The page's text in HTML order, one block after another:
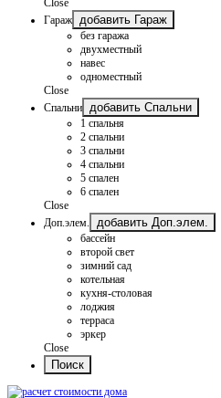
Close
Гараж добавить Гараж
без гаража
двухместный
навес
одноместный
Close
Спальни добавить Спальни
1 спальня
2 спальни
3 спальни
4 спальни
5 спален
6 спален
Close
Доп.элем.
добавить Доп.элем.
бассейн
второй свет
зимний сад
котельная
кухня-столовая
лоджия
терраса
эркер
Close